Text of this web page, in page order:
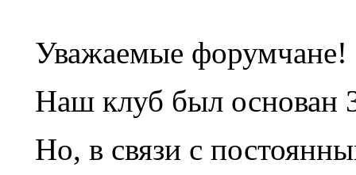
Уважаемые форумчане!
Наш клуб был основан
Но, в связи с